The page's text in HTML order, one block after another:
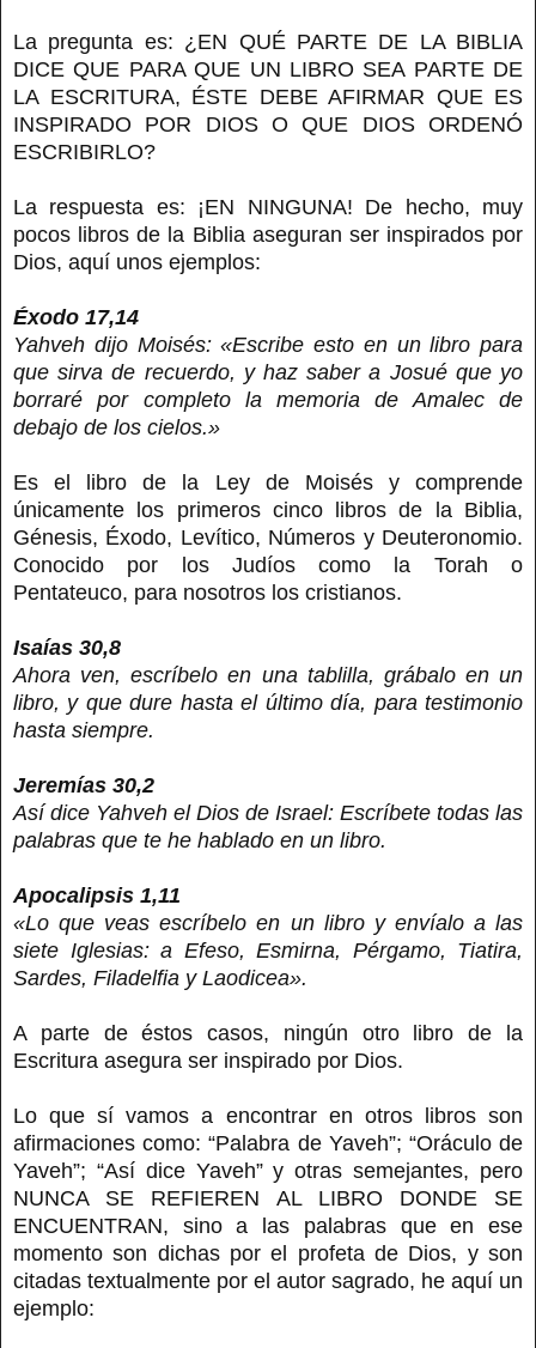
La pregunta es: ¿EN QUÉ PARTE DE LA BIBLIA
DICE QUE PARA QUE UN LIBRO SEA PARTE DE
LA ESCRITURA, ÉSTE DEBE AFIRMAR QUE ES
INSPIRADO POR DIOS O QUE DIOS ORDENÓ
ESCRIBIRLO?
La respuesta es: ¡EN NINGUNA! De hecho, muy
pocos libros de la Biblia aseguran ser inspirados por
Dios, aquí unos ejemplos:
Éxodo 17,14
Yahveh dijo Moisés: «Escribe esto en un libro para
que sirva de recuerdo, y haz saber a Josué que yo
borraré por completo la memoria de Amalec de
debajo de los cielos.»
Es el libro de la Ley de Moisés y comprende
únicamente los primeros cinco libros de la Biblia,
Génesis, Éxodo, Levítico, Números y Deuteronomio.
Conocido por los Judíos como la Torah o
Pentateuco, para nosotros los cristianos.
Isaías 30,8
Ahora ven, escríbelo en una tablilla, grábalo en un
libro, y que dure hasta el último día, para testimonio
hasta siempre.
Jeremías 30,2
Así dice Yahveh el Dios de Israel: Escríbete todas las
palabras que te he hablado en un libro.
Apocalipsis 1,11
«Lo que veas escríbelo en un libro y envíalo a las
siete Iglesias: a Efeso, Esmirna, Pérgamo, Tiatira,
Sardes, Filadelfia y Laodicea».
A parte de éstos casos, ningún otro libro de la
Escritura asegura ser inspirado por Dios.
Lo que sí vamos a encontrar en otros libros son
afirmaciones como: “Palabra de Yaveh”; “Oráculo de
Yaveh”; “Así dice Yaveh” y otras semejantes, pero
NUNCA SE REFIEREN AL LIBRO DONDE SE
ENCUENTRAN, sino a las palabras que en ese
momento son dichas por el profeta de Dios, y son
citadas textualmente por el autor sagrado, he aquí un
ejemplo: